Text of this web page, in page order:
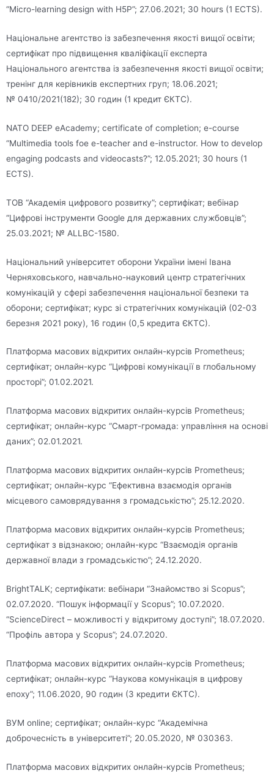
“Micro-learning design with H5P”; 27.06.2021; 30 hours (1 ECTS).
Національне агентство із забезпечення якості вищої освіти;
сертифікат про підвищення кваліфікації експерта
Національного агентства із забезпечення якості вищої освіти;
тренінг для керівників експертних груп; 18.06.2021;
№ 0410/2021(182); 30 годин (1 кредит ЄКТС).
NATO DEEP eAcademy; certificate of completion; e-course
“Multimedia tools foe e-teacher and e-instructor. How to develop
engaging podcasts and videocasts?”; 12.05.2021; 30 hours (1
ECTS).
ТОВ “Академія цифрового розвитку”; сертифікат; вебінар
“Цифрові інструменти Google для державних службовців”;
25.03.2021; № ALLBC-1580.
Національний університет оборони України імені Івана
Черняховського, навчально-науковий центр стратегічних
комунікацій у сфері забезпечення національної безпеки та
оборони; сертифікат; курс зі стратегічних комунікацій (02-03
березня 2021 року), 16 годин (0,5 кредита ЄКТС).
Платформа масових відкритих онлайн-курсів Prometheus;
сертифікат; онлайн-курс “Цифрові комунікації в глобальному
просторі”; 01.02.2021.
Платформа масових відкритих онлайн-курсів Prometheus;
сертифікат; онлайн-курс “Смарт-громада: управління на основі
даних”; 02.01.2021.
Платформа масових відкритих онлайн-курсів Prometheus;
сертифікат; онлайн-курс “Ефективна взаємодія органів
місцевого самоврядування з громадськістю”; 25.12.2020.
Платформа масових відкритих онлайн-курсів Prometheus;
сертифікат з відзнакою; онлайн-курс “Взаємодія органів
державної влади з громадськістю”; 24.12.2020.
BrightTALK; сертифікати: вебінари “Знайомство зі Scopus”;
02.07.2020. “Пошук інформації у Scopus”; 10.07.2020.
“ScienceDirect – можливості у відкритому доступі”; 18.07.2020.
“Профіль автора у Scopus”; 24.07.2020.
Платформа масових відкритих онлайн-курсів Prometheus;
сертифікат; онлайн-курс “Наукова комунікація в цифрову
епоху”; 11.06.2020, 90 годин (3 кредити ЄКТС).
ВУМ online; сертифікат; онлайн-курс “Академічна
доброчесність в університеті”; 20.05.2020, № 030363.
Платформа масових відкритих онлайн-курсів Prometheus;